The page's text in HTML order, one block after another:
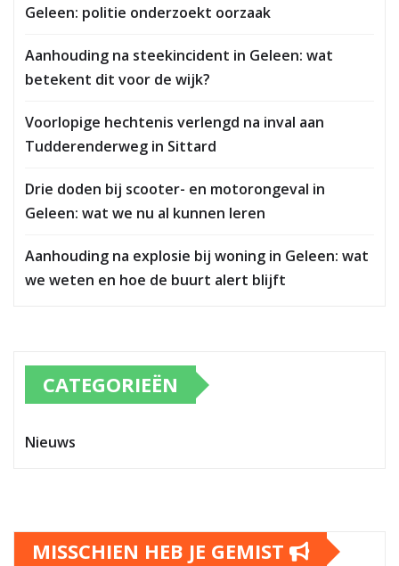
Geleen: politie onderzoekt oorzaak
Aanhouding na steekincident in Geleen: wat
betekent dit voor de wijk?
Voorlopige hechtenis verlengd na inval aan
Tudderenderweg in Sittard
Drie doden bij scooter- en motorongeval in
Geleen: wat we nu al kunnen leren
Aanhouding na explosie bij woning in Geleen: wat
we weten en hoe de buurt alert blijft
CATEGORIEËN
Nieuws
MISSCHIEN HEB JE GEMIST